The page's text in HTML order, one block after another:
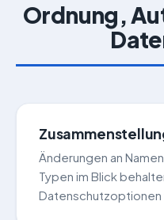
Ordnung,
Änderungen an
Typen im Blick
Datenschutzoptionen